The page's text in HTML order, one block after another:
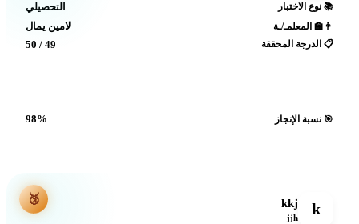
📚 نوع الاختبار
التحصيلي
👨‍🏫 المعلمـ/ـة لامين يمال
📋 الدرجة المحققة
🎯 نسبة الإنجاز 98%
🥉 kkj